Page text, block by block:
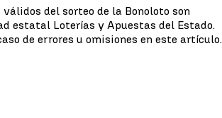
del sorteo de la Bonoloto son
estatal Loterías y Apuestas del Estado.
de errores u omisiones en este artículo.